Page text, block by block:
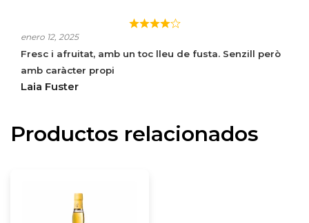
CALVADOS PAPIDOUX FINE V.S.
enero 12, 2025
Fresc i afruitat, amb un toc lleu de fusta. Senzill però
amb caràcter propi
Laia Fuster
Productos relacionados